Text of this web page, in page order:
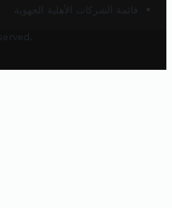
قائمة الشركات الأهلية الجهوية